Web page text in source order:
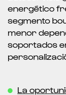
energético
segmento
menor
soportados
La